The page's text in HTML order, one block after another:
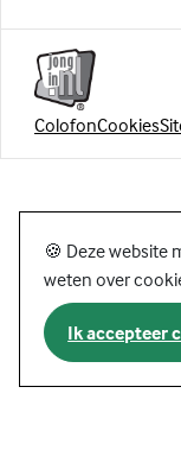
ColofonCookies
🍪 Deze website
weten over
Ik accepteer